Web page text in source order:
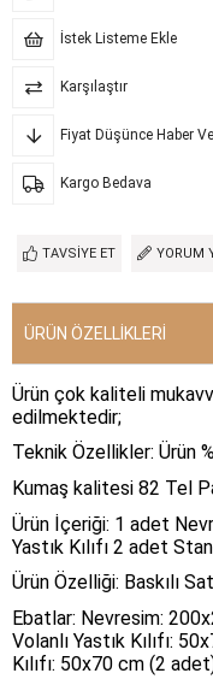
İstek Listeme Ekle
Karşılaştır
Fiyat Düşünce Haber
Kargo Bedava
TAVSIYE ET YORUM
ÜRÜN ÖZELLIKLERI
Ürün çok kaliteli
edilmektedir;
Teknik Özellikler: Ürün
Kumaş kalitesi 82 Tel
Ürün İçeriği: 1 adet
Yastık Kılıfı 2 adet
Ürün Özelliği: Baskılı
Ebatlar: Nevresim:
Volanlı Yastık Kılıfı:
Kılıfı: 50x70 cm (2